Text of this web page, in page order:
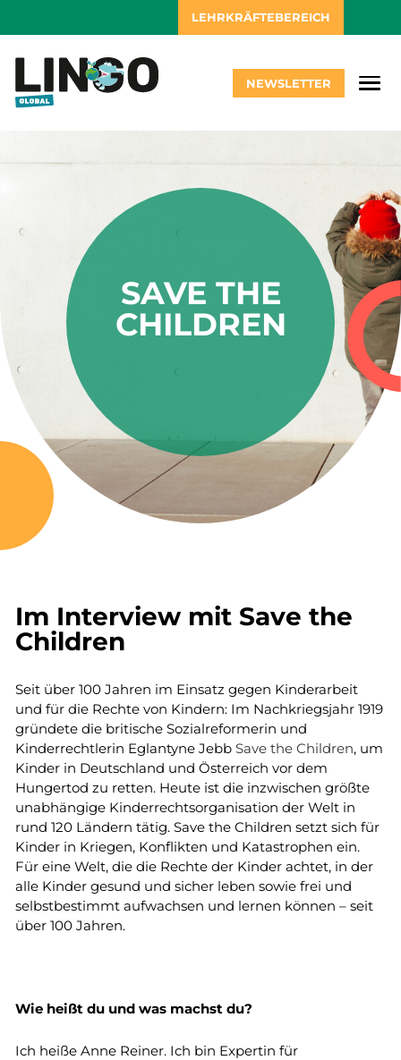
LEHRKRÄFTEBEREICH
NEWSLETTER
SAVE THE
CHILDREN
Im Interview mit Save the
Children
Seit über 100 Jahren im Einsatz gegen Kinderarbeit
und für die Rechte von Kindern: Im Nachkriegsjahr 1919
gründete die britische Sozialreformerin und
Kinderrechtlerin Eglantyne JebbSave the Children, um
Kinder in Deutschland und Österreich vor dem
Hungertod zu retten. Heute ist die inzwischen größte
unabhängige Kinderrechtsorganisation der Welt in
rund 120 Ländern tätig. Save the Children setzt sich für
Kinder in Kriegen, Konflikten und Katastrophen ein.
Für eine Welt, die die Rechte der Kinder achtet, in der
alle Kinder gesund und sicher leben sowie frei und
selbstbestimmt aufwachsen und lernen können – seit
über 100 Jahren.
Wie heißt du und was machst du?
Ich heiße Anne Reiner. Ich bin Expertin für